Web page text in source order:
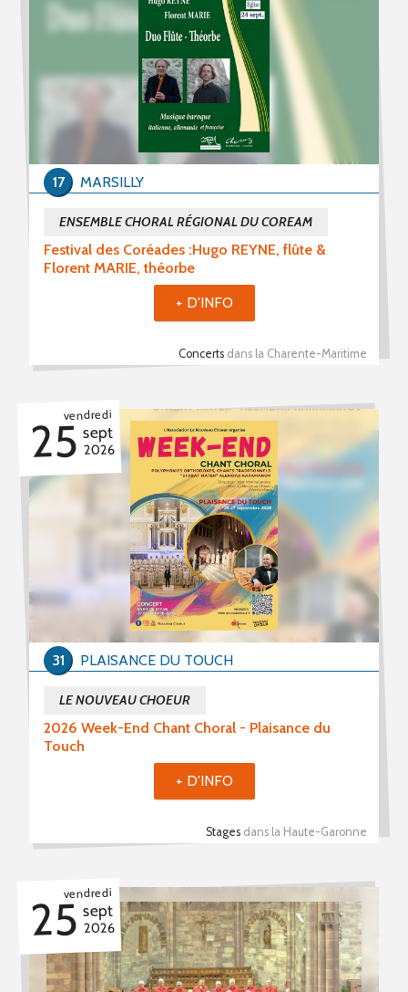
PROPOSER UN ÉVÈNEMENT
RSS ÉVÈNEMENTS
Festival des Coréades :Hugo REYNE, flûte &
Florent MARIE, théorbe
ENSEMBLE CHORAL RÉGIONAL DU COREAM
Concerts dans la Charente-Maritime
MARSILLY
17
+ D'INFO
vendredi
25 sept
2026
2026 Week-End Chant Choral - Plaisance du
Touch
LE NOUVEAU CHOEUR
Stages dans la Haute-Garonne
PLAISANCE DU TOUCH
31
+ D'INFO
vendredi
25 sept
2026